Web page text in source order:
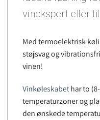
vinekspert eller
Med termoelektrisk
støjsvag og
vinen!
Vinkøleskabethar to (8-
temperaturzoner og
den ønskede